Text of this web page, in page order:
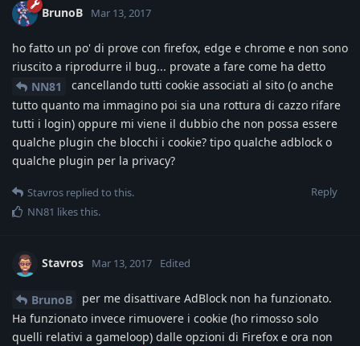
BrunoB Mar 13, 2017
ho fatto un po' di prove con firefox, edge e chrome e non sono
riuscito a riprodurre il bug... provate a fare come ha detto
NN81
cancellando tutti cookie associati al sito (o anche
tutto quanto ma immagino poi sia una rottura di cazzo rifare
tutti i login) oppure mi viene il dubbio che non possa essere
qualche plugin che blocchi i cookie? tipo qualche adblock o
qualche plugin per la privacy?
Reply
Stavros replied to this.
NN81 likes this.
Stavros Mar 13, 2017 Edited
BrunoB
per me disattivare AdBlock non ha funzionato.
Ha funzionato invece rimuovere i cookie (ho rimosso solo
quelli relativi a gameloop) dalle opzioni di Firefox e ora non